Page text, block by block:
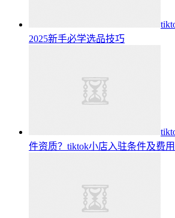
2025新手必学选品技巧
件资质？tiktok小店入驻条件及费